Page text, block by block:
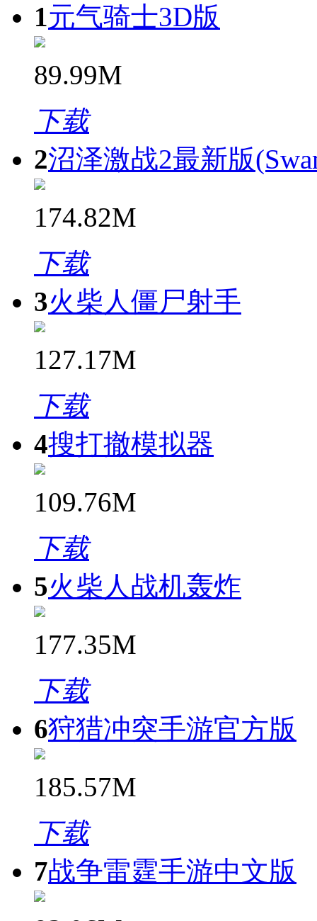
1元气骑士3D版
89.99M
下载
2沼泽激战2最新版
174.82M
下载
3火柴人僵尸射手
127.17M
下载
4搜打撤模拟器
109.76M
下载
5火柴人战机轰炸
177.35M
下载
6狩猎冲突手游官方版
185.57M
下载
7战争雷霆手游中文版